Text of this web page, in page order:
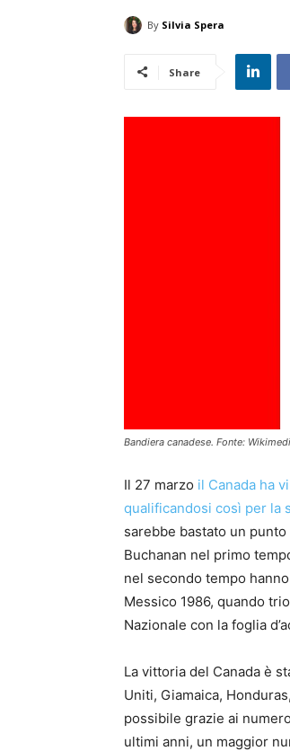
By Silvia Spera
Share
Bandiera canadese. Fonte:
Il 27 marzo il Canada ha
qualificandosi così per la
sarebbe bastato un
Buchanan nel primo
nel secondo tempo
Messico 1986, quando
Nazionale con la foglia
La vittoria del Canada è
Uniti, Giamaica,
possibile grazie ai
ultimi anni, un maggior